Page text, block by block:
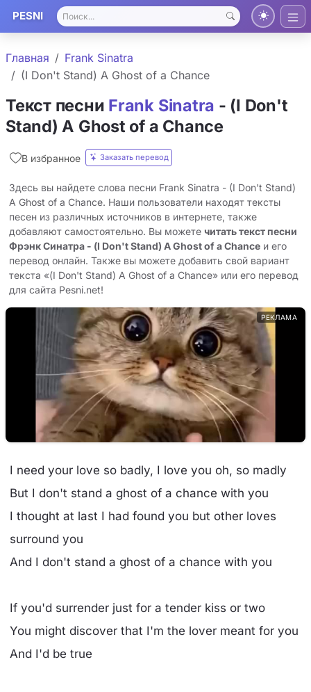
PESNI
Главная
Frank Sinatra
(I Don't Stand) A Ghost of a Chance
Текст песни Frank Sinatra - (I Don't
Stand) A Ghost of a Chance
В избранное Заказать перевод
Здесь вы найдете слова песни Frank Sinatra - (I Don't Stand)
A Ghost of a Chance. Наши пользователи находят тексты
песен из различных источников в интернете, также
добавляют самостоятельно. Вы можете читать текст песни
Фрэнк Синатра - (I Don't Stand) A Ghost of a Chance и его
перевод онлайн. Также вы можете добавить свой вариант
текста «(I Don't Stand) A Ghost of a Chance» или его перевод
для сайта Pesni.net!
РЕКЛАМА
I need your love so badly, I love you oh, so madly
But I don't stand a ghost of a chance with you
I thought at last I had found you but other loves
surround you
And I don't stand a ghost of a chance with you
If you'd surrender just for a tender kiss or two
You might discover that I'm the lover meant for you
And I'd be true